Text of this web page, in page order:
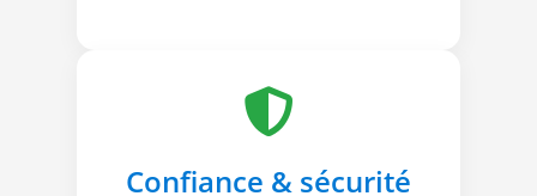
Confiance & sécurité